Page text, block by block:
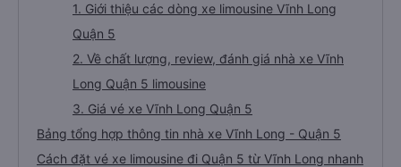
1. Giới thiệu các dòng xe limousine Vĩnh Long
Quận 5
2. Về chất lượng, review, đánh giá nhà xe Vĩnh
Long Quận 5 limousine
3. Giá vé xe Vĩnh Long Quận 5
Bảng tổng hợp thông tin nhà xe Vĩnh Long - Quận 5
Cách đặt vé xe limousine đi Quận 5 từ Vĩnh Long nhanh